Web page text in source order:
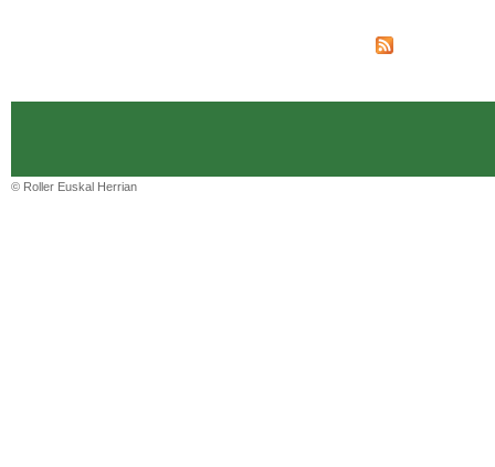
© Roller Euskal Herrian